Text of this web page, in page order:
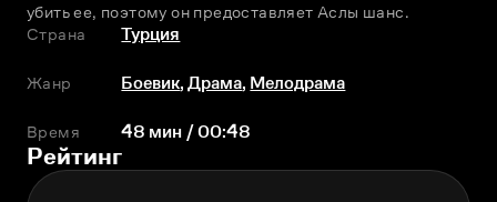
убить еe, поэтому он предоставляет Аслы шанс.
Страна
Турция
Жанр Боевик,Драма, Мелодрама
Время 48 мин / 00:48
Рейтинг